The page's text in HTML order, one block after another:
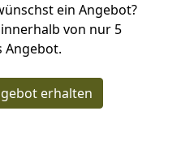
ein Angebot?
von nur 5
Angebot.
erhalten